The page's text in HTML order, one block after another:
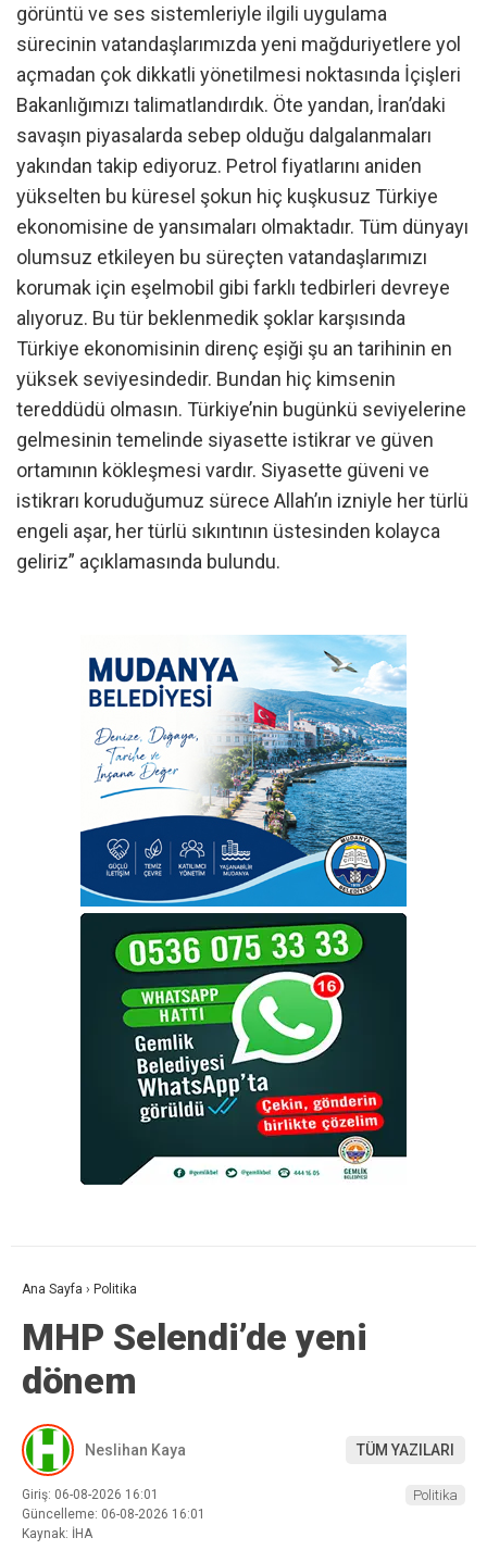
görüntü ve ses sistemleriyle ilgili uygulama
sürecinin vatandaşlarımızda yeni mağduriyetlere yol
açmadan çok dikkatli yönetilmesi noktasında İçişleri
Bakanlığımızı talimatlandırdık. Öte yandan, İran’daki
savaşın piyasalarda sebep olduğu dalgalanmaları
yakından takip ediyoruz. Petrol fiyatlarını aniden
yükselten bu küresel şokun hiç kuşkusuz Türkiye
ekonomisine de yansımaları olmaktadır. Tüm dünyayı
olumsuz etkileyen bu süreçten vatandaşlarımızı
korumak için eşelmobil gibi farklı tedbirleri devreye
alıyoruz. Bu tür beklenmedik şoklar karşısında
Türkiye ekonomisinin direnç eşiği şu an tarihinin en
yüksek seviyesindedir. Bundan hiç kimsenin
tereddüdü olmasın. Türkiye’nin bugünkü seviyelerine
gelmesinin temelinde siyasette istikrar ve güven
ortamının kökleşmesi vardır. Siyasette güveni ve
istikrarı koruduğumuz sürece Allah’ın izniyle her türlü
engeli aşar, her türlü sıkıntının üstesinden kolayca
geliriz” açıklamasında bulundu.
Ana Sayfa › Politika
MHP Selendi’de yeni
dönem
Neslihan Kaya TÜM YAZILARI
Giriş: 06-08-2026 16:01
Güncelleme: 06-08-2026 16:01
Kaynak: İHA
Politika